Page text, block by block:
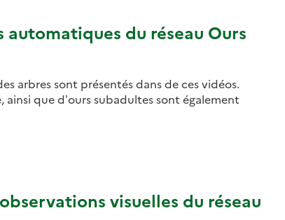
du réseau Ours
arbres sont présentés dans de ces vidéos.
ainsi que d’ours subadultes sont également
du réseau Ours brun (sept-octobre 2025)]
visuelles du réseau